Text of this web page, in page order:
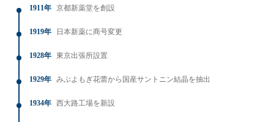
1911年 京都新薬堂を創設
1919年 日本新薬に商号変更
1928年 東京出張所設置
1929年 みぶよもぎ花蕾から国産サントニン結晶を抽出
1934年 西大路工場を新設